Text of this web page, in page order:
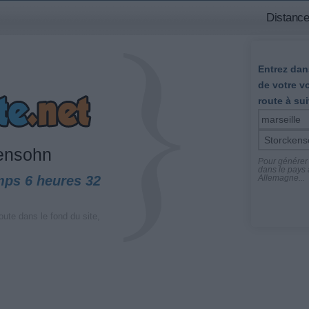
6 heures 32
Entrez
de votre
route à
Pour
dans le pays
Allemagne...